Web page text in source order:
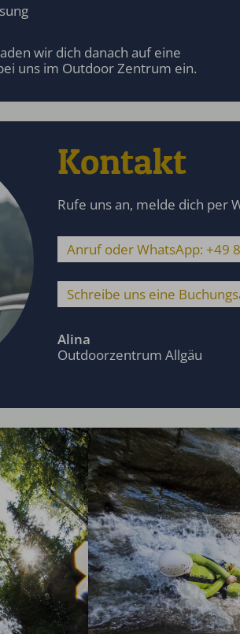
wir dich danach auf eine
uns im Outdoor Zentrum ein.
Kontakt
Rufe uns an, melde dich per
Anruf oder WhatsApp: +49
Schreibe uns eine
Alina
Outdoorzentrum Allgäu